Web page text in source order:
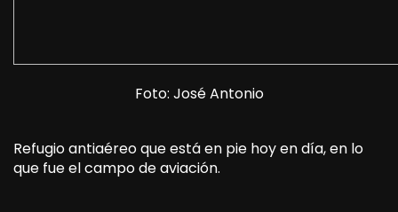
Foto: José Antonio
Refugio antiaéreo que está en pie hoy en día, en lo
que fue el campo de aviación.